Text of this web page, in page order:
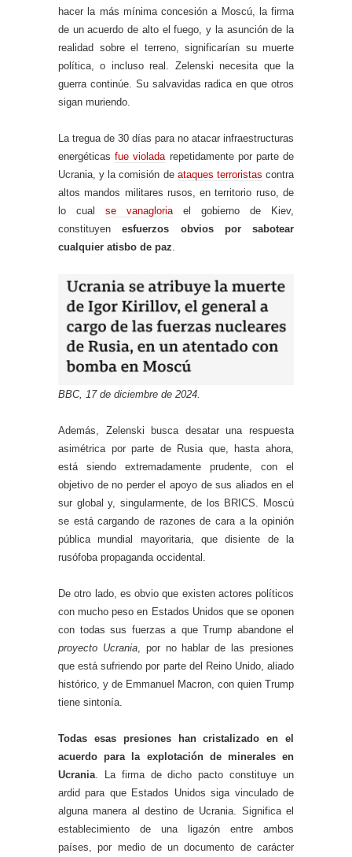
hacer la más mínima concesión a Moscú, la firma
de un acuerdo de alto el fuego, y la asunción de la
realidad sobre el terreno, significarían su muerte
política, o incluso real. Zelenski necesita que la
guerra continúe. Su salvavidas radica en que otros
sigan muriendo.
La tregua de 30 días para no atacar infraestructuras
energéticasfue violada repetidamente por parte de
Ucrania, y la comisión de ataques terroristas contra
altos mandos militares rusos, en territorio ruso, de
lo cual se vanagloria el gobierno de Kiev,
constituyenesfuerzos obvios por sabotear
cualquier atisbo de paz
BBC, 17 de diciembre de 2024.
Además, Zelenski busca desatar una respuesta
asimétrica por parte de Rusia que, hasta ahora,
está siendo extremadamente prudente, con el
objetivo de no perder el apoyo de sus aliados en el
sur global y, singularmente, de los BRICS. Moscú
se está cargando de razones de cara a la opinión
pública mundial mayoritaria, que disiente de la
rusófoba propaganda occidental.
De otro lado, es obvio que existen actores políticos
con mucho peso en Estados Unidos que se oponen
con todas sus fuerzas a que Trump abandone el
proyecto Ucrania, por no hablar de las presiones
que está sufriendo por parte del Reino Unido, aliado
histórico, y de Emmanuel Macron, con quien Trump
tiene sintonía.
Todas esas presiones han cristalizado en el
acuerdo para la explotación de minerales en
Ucrania. La firma de dicho pacto constituye un
ardid para que Estados Unidos siga vinculado de
alguna manera al destino de Ucrania. Significa el
establecimiento de una ligazón entre ambos
países, por medio de un documento de carácter